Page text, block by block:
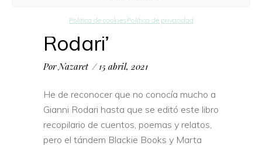
Política de cookiesPolítica de privacidad
‘El libro de Gianni
Rodari’
Por Nazaret 15 abril, 2021
He de reconocer que no conocía mucho a
Gianni Rodari hasta que se editó este libro
recopilario de cuentos, poemas y relatos,
pero el tándem Blackie Books y Marta